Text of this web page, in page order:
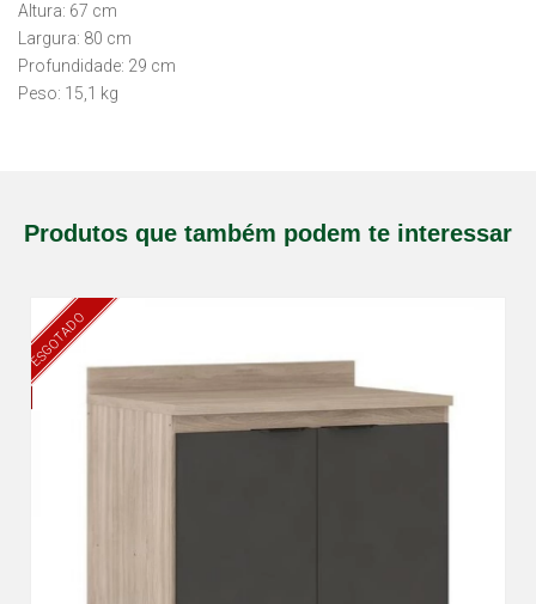
Altura: 67 cm
Largura: 80 cm
Profundidade: 29 cm
Peso: 15,1 kg
Produtos que também podem te interessar
ESGOTADO